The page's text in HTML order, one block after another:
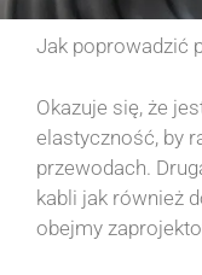
Jak poprowadzić
Okazuje się, że
elastyczność, by
przewodach.
kabli jak również
obejmy